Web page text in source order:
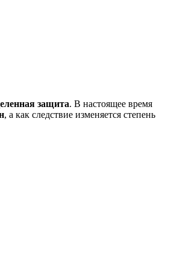
защита. В настоящее время
, а как следствие изменяется степень